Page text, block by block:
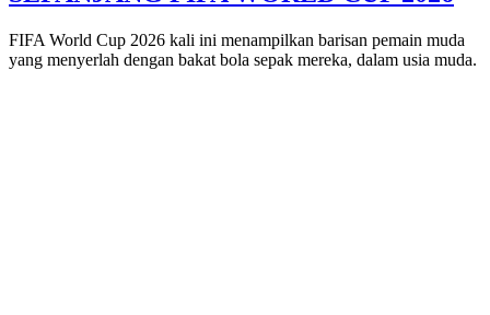
FIFA World Cup 2026 kali ini menampilkan barisan pemain muda
yang menyerlah dengan bakat bola sepak mereka, dalam usia muda.